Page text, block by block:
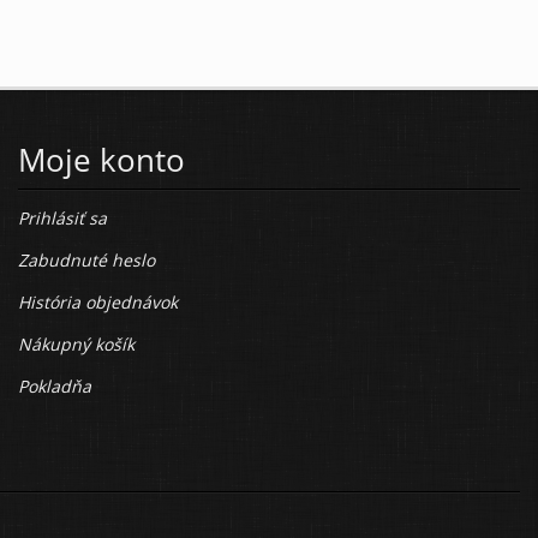
Moje konto
Prihlásiť sa
Zabudnuté heslo
História objednávok
Nákupný košík
Pokladňa